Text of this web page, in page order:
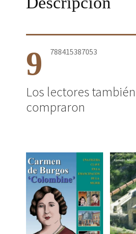
9 788415387053
Los lectores también
compraron